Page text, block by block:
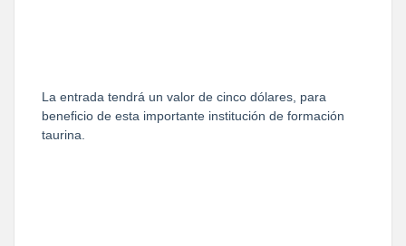
La entrada tendrá un valor de cinco dólares, para
beneficio de esta importante institución de formación
taurina.